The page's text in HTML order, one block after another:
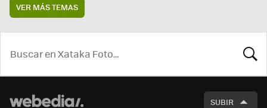
VER MÁS TEMAS
SUBIR